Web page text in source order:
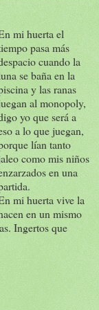
mi huerta el
pasa más
cuando la
se baña en la
y las ranas
al monopoly,
yo que será a
a lo que juegan,
lían tanto
como mis niños
en una
mi huerta vive la
en un mismo
Ingertos que